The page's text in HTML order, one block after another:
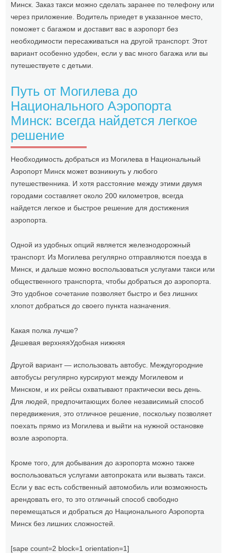
Минск. Заказ такси можно сделать заранее по телефону или
через приложение. Водитель приедет в указанное место,
поможет с багажом и доставит вас в аэропорт без
необходимости пересаживаться на другой транспорт. Этот
вариант особенно удобен, если у вас много багажа или вы
путешествуете с детьми.
Путь от Могилева до
Национального Аэропорта
Минск: всегда найдется легкое
решение
Необходимость добраться из Могилева в Национальный
Аэропорт Минск может возникнуть у любого
путешественника. И хотя расстояние между этими двумя
городами составляет около 200 километров, всегда
найдется легкое и быстрое решение для достижения
аэропорта.
Одной из удобных опций является железнодорожный
транспорт. Из Могилева регулярно отправляются поезда в
Минск, и дальше можно воспользоваться услугами такси или
общественного транспорта, чтобы добраться до аэропорта.
Это удобное сочетание позволяет быстро и без лишних
хлопот добраться до своего пункта назначения.
Какая полка лучше?
Дешевая верхняяУдобная нижняя
Другой вариант — использовать автобус. Междугородние
автобусы регулярно курсируют между Могилевом и
Минском, и их рейсы охватывают практически весь день.
Для людей, предпочитающих более независимый способ
передвижения, это отличное решение, поскольку позволяет
поехать прямо из Могилева и выйти на нужной остановке
возле аэропорта.
Кроме того, для добывания до аэропорта можно также
воспользоваться услугами автопроката или вызвать такси.
Если у вас есть собственный автомобиль или возможность
арендовать его, то это отличный способ свободно
перемещаться и добраться до Национального Аэропорта
Минск без лишних сложностей.
[sape count=2 block=1 orientation=1]